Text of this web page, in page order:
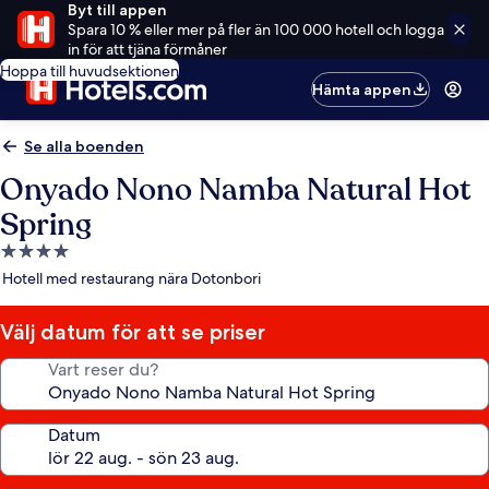
Byt till appen
Spara 10 % eller mer på fler än 100 000 hotell och logga
in för att tjäna förmåner
Hoppa till huvudsektionen
Hämta appen
Se alla boenden
Onyado Nono Namba Natural Hot
Spring
4.0-
stjärnigt
Hotell med restaurang nära Dotonbori
Välj datum för att se priser
Vart reser du?
Datum